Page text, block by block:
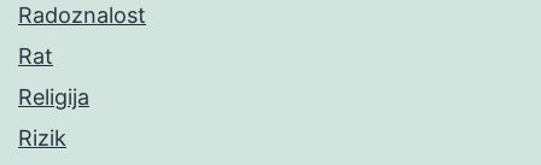
Radoznalost
Rat
Religija
Rizik